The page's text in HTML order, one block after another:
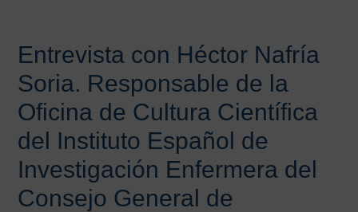
Entrevista con Héctor Nafría
Soria. Responsable de la
Oficina de Cultura Científica
del Instituto Español de
Investigación Enfermera del
Consejo General de